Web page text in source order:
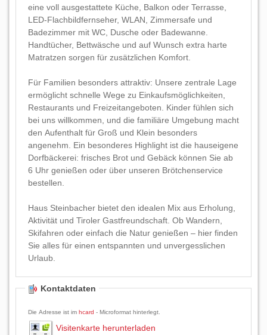
eine voll ausgestattete Küche, Balkon oder Terrasse,
LED-Flachbildfernseher, WLAN, Zimmersafe und
Badezimmer mit WC, Dusche oder Badewanne.
Handtücher, Bettwäsche und auf Wunsch extra harte
Matratzen sorgen für zusätzlichen Komfort.
Für Familien besonders attraktiv: Unsere zentrale Lage
ermöglicht schnelle Wege zu Einkaufsmöglichkeiten,
Restaurants und Freizeitangeboten. Kinder fühlen sich
bei uns willkommen, und die familiäre Umgebung macht
den Aufenthalt für Groß und Klein besonders
angenehm. Ein besonderes Highlight ist die hauseigene
Dorfbäckerei: frisches Brot und Gebäck können Sie ab
6 Uhr genießen oder über unseren Brötchenservice
bestellen.
Haus Steinbacher bietet den idealen Mix aus Erholung,
Aktivität und Tiroler Gastfreundschaft. Ob Wandern,
Skifahren oder einfach die Natur genießen – hier finden
Sie alles für einen entspannten und unvergesslichen
Urlaub.
Kontaktdaten
Die Adresse ist im hcard - Microformat hinterlegt.
Visitenkarte herunterladen